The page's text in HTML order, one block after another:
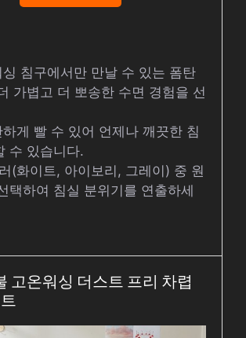
침구에서만 만날 수 있는 폼탄
가볍고 더 뽀송한 수면 경험을 선
게 빨 수 있어 언제나 깨끗한 침
수 있습니다.
(화이트, 아이보리, 그레이) 중 원
택하여 침실 분위기를 연출하세
고온워싱 더스트 프리 차렵